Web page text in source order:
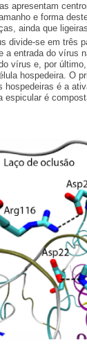
apresentam
e forma
ainda que
divide-se em três
a entrada do vírus
vírus e, por
hospedeira. O
hospedeiras é a
espicular é